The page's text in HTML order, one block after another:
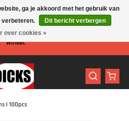
is er minder personeel aanwezig in de
winkel.
| 100pcs
ga je akkoord met het gebruik van
verbeteren.
Dit bericht verbergen
over cookies »